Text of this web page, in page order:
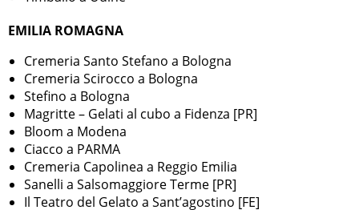
EMILIA ROMAGNA
Cremeria Santo Stefano a Bologna
Cremeria Scirocco a Bologna
Stefino a Bologna
Magritte – Gelati al cubo a Fidenza [PR]
Bloom a Modena
Ciacco a PARMA
Cremeria Capolinea a Reggio Emilia
Sanelli a Salsomaggiore Terme [PR]
Il Teatro del Gelato a Sant’agostino [FE]